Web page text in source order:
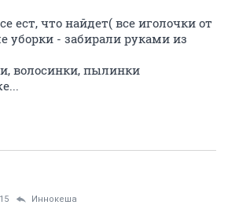
ест, что найдет( все иголочки от
уборки - забирали руками из
волосинки, пылинки
Иннокеша